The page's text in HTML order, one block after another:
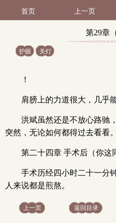
首页 上一页
第29章
护眼 关灯
！
肩膀上的力道很大，几乎
洪斌虽然还是不放心路驰
突然，无论如何都得过去看看。
第二十四章 手术后（你这
手术历经四小时二十一分
人来说都是煎熬。
上一页 返回目录